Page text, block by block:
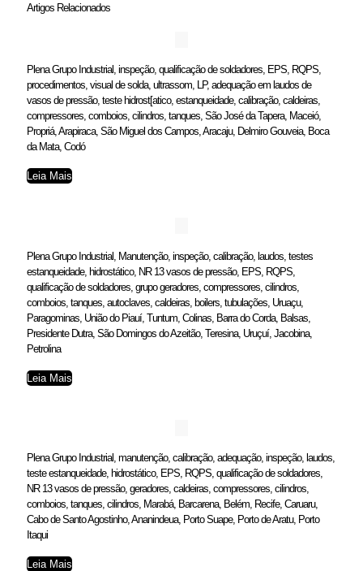
Artigos Relacionados
Plena Grupo Industrial, inspeção, qualificação de soldadores, EPS, RQPS,
procedimentos, visual de solda, ultrassom, LP, adequação em laudos de
vasos de pressão, teste hidrost[atico, estanqueidade, calibração, caldeiras,
compressores, comboios, cilindros, tanques, São José da Tapera, Maceió,
Propriá, Arapiraca, São Miguel dos Campos, Aracaju, Delmiro Gouveia, Boca
da Mata, Codó
Leia Mais
Plena Grupo Industrial, Manutenção, inspeção, calibração, laudos, testes
estanqueidade, hidrostático, NR 13 vasos de pressão, EPS, RQPS,
qualificação de soldadores, grupo geradores, compressores, cilindros,
comboios, tanques, autoclaves, caldeiras, boilers, tubulações, Uruaçu,
Paragominas, União do Piauí, Tuntum, Colinas, Barra do Corda, Balsas,
Presidente Dutra, São Domingos do Azeitão, Teresina, Uruçuí, Jacobina,
Petrolina
Leia Mais
Plena Grupo Industrial, manutenção, calibração, adequação, inspeção, laudos,
teste estanqueidade, hidrostático, EPS, RQPS, qualificação de soldadores,
NR 13 vasos de pressão, geradores, caldeiras, compressores, cilindros,
comboios, tanques, cilindros, Marabá, Barcarena, Belém, Recife, Caruaru,
Cabo de Santo Agostinho, Ananindeua, Porto Suape, Porto de Aratu, Porto
Itaqui
Leia Mais